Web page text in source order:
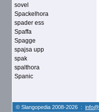
sovel
Spackelhora
spader ess
Spaffa
Spagge
spajsa upp
spak
spalthora
Spanic
© Slangopedia 2008-2026 :